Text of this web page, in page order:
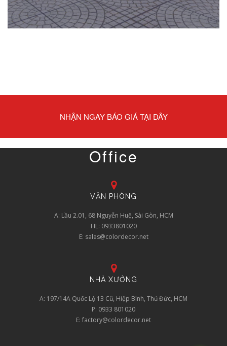
NHẬN NGAY BÁO GIÁ TẠI ĐÂY
Office
VĂN PHÒNG
A: Lầu 2.01, 68 Nguyễn Huệ, Sài Gòn, HCM
HL: 0933801020
E: sales@colordecor.net
NHÀ XƯỞNG
A: 197/14A Quốc Lộ 13 Cũ, Hiệp Bình, Thủ Đức, HCM
P: 0933 801020
E: factory@colordecor.net